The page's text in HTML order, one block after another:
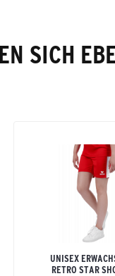
SICH
UNISEX
RETRO STAR